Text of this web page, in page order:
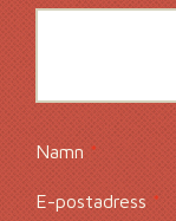
Namn *
E-postadress *